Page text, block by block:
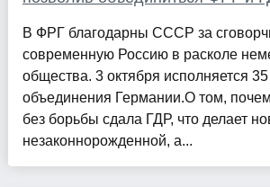
В ФРГ благодарны СССР за
современную Россию в расколе
общества. 3 октября исполняется 35
объединения Германии.О том,
без борьбы сдала ГДР, что делает
незаконнорожденной, а...